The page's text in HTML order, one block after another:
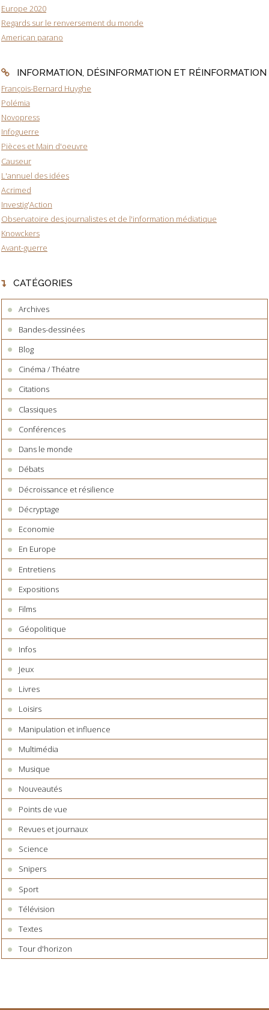
Europe 2020
Regards sur le renversement du monde
American parano
INFORMATION, DÉSINFORMATION ET RÉINFORMATION
François-Bernard Huyghe
Polémia
Novopress
Infoguerre
Pièces et Main d'oeuvre
Causeur
L'annuel des idées
Acrimed
Investig'Action
Observatoire des journalistes et de l'information médiatique
Knowckers
Avant-guerre
CATÉGORIES
Archives
Bandes-dessinées
Blog
Cinéma / Théatre
Citations
Classiques
Conférences
Dans le monde
Débats
Décroissance et résilience
Décryptage
Economie
En Europe
Entretiens
Expositions
Films
Géopolitique
Infos
Jeux
Livres
Loisirs
Manipulation et influence
Multimédia
Musique
Nouveautés
Points de vue
Revues et journaux
Science
Snipers
Sport
Télévision
Textes
Tour d'horizon